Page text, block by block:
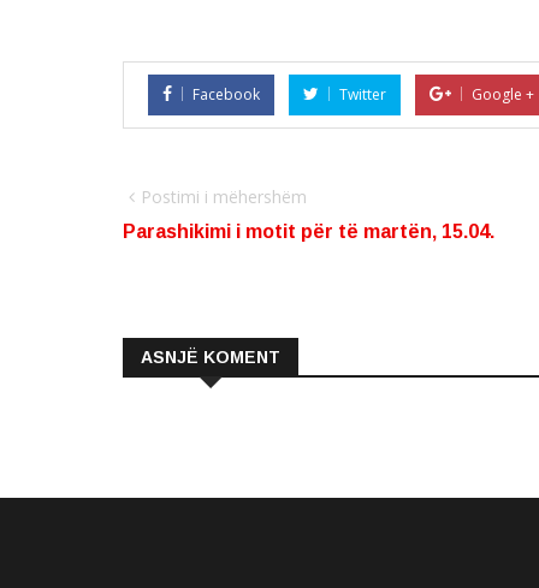
Facebook Twitter Google +
Postimi i mëhershëm
Parashikimi i motit për të martën, 15.04.
ASNJË KOMENT